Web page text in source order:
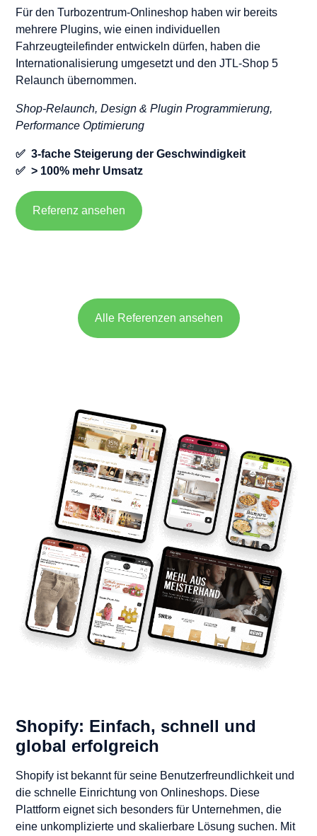
Für den Turbozentrum-Onlineshop haben wir bereits
mehrere Plugins, wie einen individuellen
Fahrzeugteilefinder entwickeln dürfen, haben die
Internationalisierung umgesetzt und den JTL-Shop 5
Relaunch übernommen.
Shop-Relaunch, Design & Plugin Programmierung,
Performance Optimierung
✅ 3-fache Steigerung der Geschwindigkeit
✅ > 100% mehr Umsatz
Referenz ansehen
Alle Referenzen ansehen
Shopify: Einfach, schnell und
global erfolgreich
Shopify ist bekannt für seine Benutzerfreundlichkeit und
die schnelle Einrichtung von Onlineshops. Diese
Plattform eignet sich besonders für Unternehmen, die
eine unkomplizierte und skalierbare Lösung suchen. Mit